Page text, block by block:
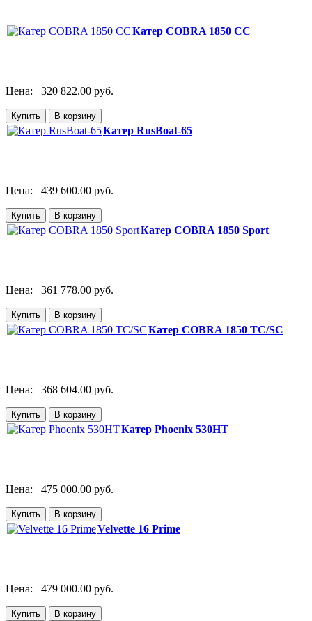
Катер COBRA 1850 CC
Цена: 320 822.00 руб.
Катер RusBoat-65
Цена: 439 600.00 руб.
Катер COBRA 1850 Sport
Цена: 361 778.00 руб.
Катер COBRA 1850 TC/SC
Цена: 368 604.00 руб.
Катер Phoenix 530HT
Цена: 475 000.00 руб.
Velvette 16 Prime
Цена: 479 000.00 руб.